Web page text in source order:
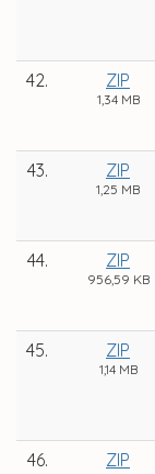
42. ZIP
1,34 MB
43. ZIP
1,25 MB
44. ZIP
956,59 KB
45. ZIP
1,14 MB
46. ZIP